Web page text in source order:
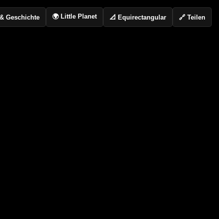
Geschichte 🌍 Little Planet 📐 Equirectangular 🔗 Teilen